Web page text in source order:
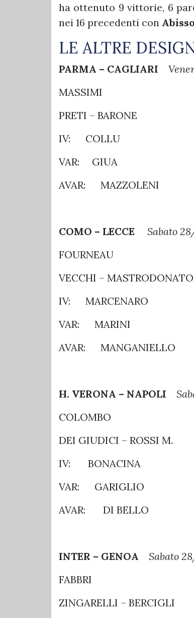
ha ottenuto 9 vittorie, 6
nei 16 precedenti con
LE ALTRE
PARMA – CAGLIARI
MASSIMI
PRETI – BARONE
IV: COLLU
VAR: GIUA
AVAR: MAZZOLENI
COMO – LECCE
Sabato
FOURNEAU
VECCHI – MASTRODONATO
IV: MARCENARO
VAR: MARINI
AVAR: MANGANIELLO
H. VERONA – NAPOLI
COLOMBO
DEI GIUDICI – ROSSI M.
IV: BONACINA
VAR: GARIGLIO
AVAR: DI BELLO
INTER – GENOA Sabato
FABBRI
ZINGARELLI – BERCIGLI